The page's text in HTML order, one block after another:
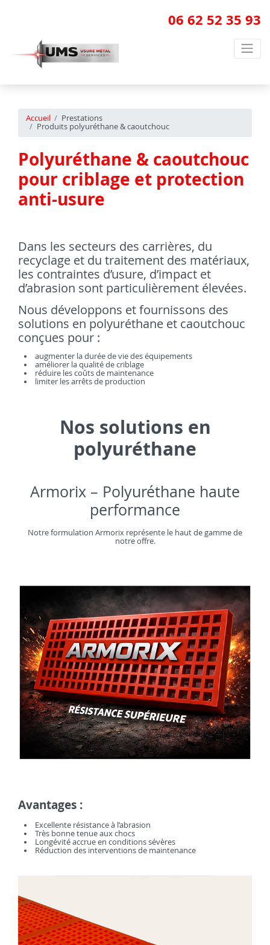
06 62 52 35 93
Accueil
Prestations
Produits polyuréthane & caoutchouc
Polyuréthane & caoutchouc
pour criblage et protection
anti-usure
Dans les secteurs des carrières, du
recyclage et du traitement des matériaux,
les contraintes d’usure, d’impact et
d’abrasion sont particulièrement élevées.
Nous développons et fournissons des
solutions en polyuréthane et caoutchouc
conçues pour :
augmenter la durée de vie des équipements
améliorer la qualité de criblage
réduire les coûts de maintenance
limiter les arrêts de production
Nos solutions en
polyuréthane
Armorix – Polyuréthane haute
performance
Notre formulation Armorix représente le haut de gamme de
notre offre.
Avantages :
Excellente résistance à l’abrasion
Très bonne tenue aux chocs
Longévité accrue en conditions sévères
Réduction des interventions de maintenance